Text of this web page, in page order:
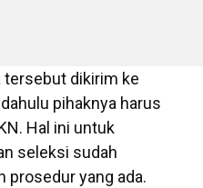
tersebut dikirim ke
pihaknya harus
Hal ini untuk
seleksi sudah
prosedur yang ada.